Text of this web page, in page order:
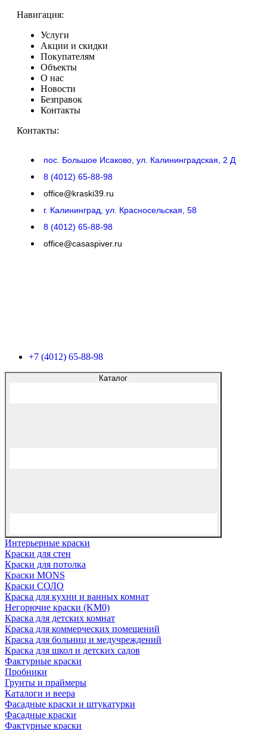
Навигация:
Услуги
Акции и скидки
Покупателям
Объекты
О нас
Новости
Безправок
Контакты
Контакты:
пос. Большое Исаково, ул. Калининградская, 2 Д
8 (4012) 65-88-98
office@kraski39.ru
г. Калининград, ул. Красносельская, 58
8 (4012) 65-88-98
office@casaspiver.ru
+7 (4012) 65-88-98
Каталог
Интерьерные краски
Краски для стен
Краски для потолка
Краски MONS
Краски СОЛО
Краска для кухни и ванных комнат
Негорючие краски (KM0)
Краска для детских комнат
Краска для коммерческих помещений
Краска для больниц и медучреждений
Краска для школ и детских садов
Фактурные краски
Пробники
Грунты и праймеры
Каталоги и веера
Фасадные краски и штукатурки
Фасадные краски
Фактурные краски